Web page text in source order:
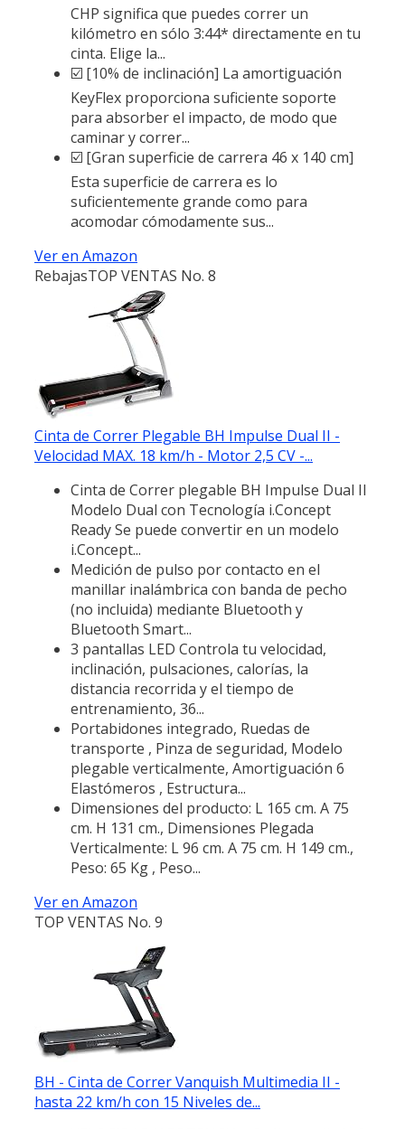
CHP significa que puedes correr un
kilómetro en sólo 3:44* directamente en tu
cinta. Elige la...
☑️ [10% de inclinación] La amortiguación
KeyFlex proporciona suficiente soporte
para absorber el impacto, de modo que
caminar y correr...
☑️ [Gran superficie de carrera 46 x 140 cm]
Esta superficie de carrera es lo
suficientemente grande como para
acomodar cómodamente sus...
Ver en Amazon
RebajasTOP VENTAS No. 8
Cinta de Correr Plegable BH Impulse Dual II -
Velocidad MAX. 18 km/h - Motor 2,5 CV -...
Cinta de Correr plegable BH Impulse Dual II
Modelo Dual con Tecnología i.Concept
Ready Se puede convertir en un modelo
i.Concept...
Medición de pulso por contacto en el
manillar inalámbrica con banda de pecho
(no incluida) mediante Bluetooth y
Bluetooth Smart...
3 pantallas LED Controla tu velocidad,
inclinación, pulsaciones, calorías, la
distancia recorrida y el tiempo de
entrenamiento, 36...
Portabidones integrado, Ruedas de
transporte , Pinza de seguridad, Modelo
plegable verticalmente, Amortiguación 6
Elastómeros , Estructura...
Dimensiones del producto: L 165 cm. A 75
cm. H 131 cm., Dimensiones Plegada
Verticalmente: L 96 cm. A 75 cm. H 149 cm.,
Peso: 65 Kg , Peso...
Ver en Amazon
TOP VENTAS No. 9
BH - Cinta de Correr Vanquish Multimedia II -
hasta 22 km/h con 15 Niveles de...